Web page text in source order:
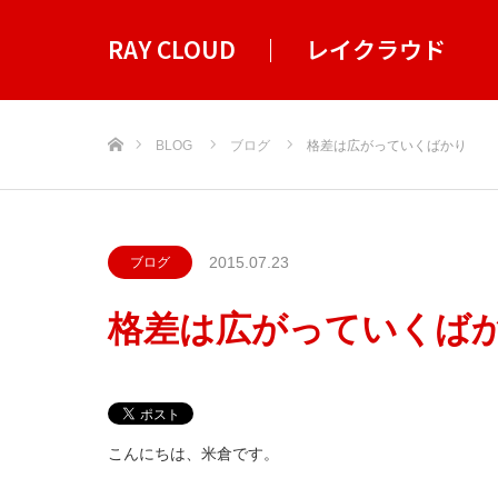
RAY CLOUD ｜ レイクラウド
BLOG ブログ 格差は広がっていくばかり
ブログ 2015.07.23
格差は広がっていくば
こんにちは、米倉です。